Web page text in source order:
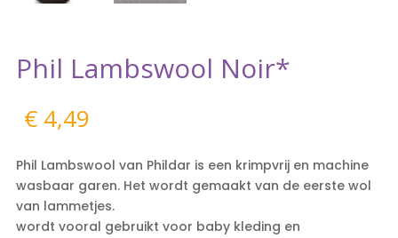
Phil Lambswool Noir*
€4,49
Phil Lambswool van Phildar is een krimpvrij en machine
wasbaar garen. Het wordt gemaakt van de eerste wol
van lammetjes.
wordt vooral gebruikt voor baby kleding en